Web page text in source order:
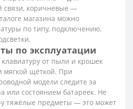
связи, коричневые —
магазина можно
по типу, подключению,
по эксплуатации
от пыли и крошек
мягкой щёткой. При
модели следите за
или состоянием батареек. Не
тяжёлые предметы — это может